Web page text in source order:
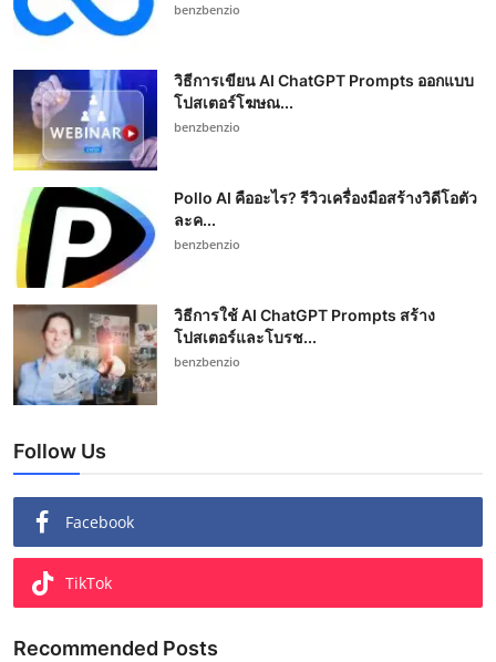
benzbenzio
วิธีการเขียน AI ChatGPT Prompts ออกแบบ
โปสเตอร์โฆษณ...
benzbenzio
Pollo AI คืออะไร? รีวิวเครื่องมือสร้างวิดีโอตัว
ละค...
benzbenzio
วิธีการใช้ AI ChatGPT Prompts สร้าง
โปสเตอร์และโบรช...
benzbenzio
Follow Us
Facebook
TikTok
Recommended Posts